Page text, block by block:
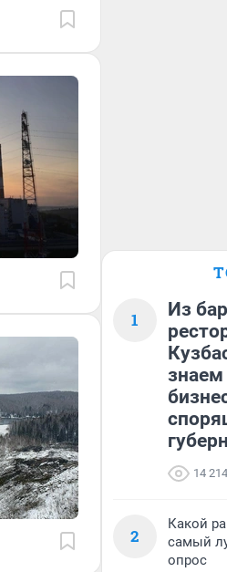
1
Из
14 214
2
Какой
самый
опрос